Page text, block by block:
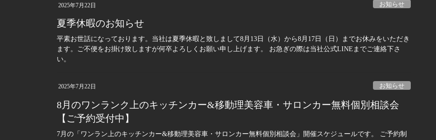
2025年7月22日 お知らせ
夏季休暇のお知らせ
平素お世話になっております。当社は夏季休暇と致しまして8月13日（水）から8月17日（日）までお休みをいただき
ます。ご不便をお掛け致しますが何卒よろしくお願い申し上げます。 お急ぎの際は当社公式LINEまでご連絡下さ
い。
2025年7月22日 お知らせ
8月のワンランク上のキッチンカー&移動理美容車・サロンカー無料個別相談会
【ご予約受付中】
7月の「ワンラン上のキッチンカー&移動理美容車・サロンカー無料個別相談会」開催スケジュールです。 ご予約制